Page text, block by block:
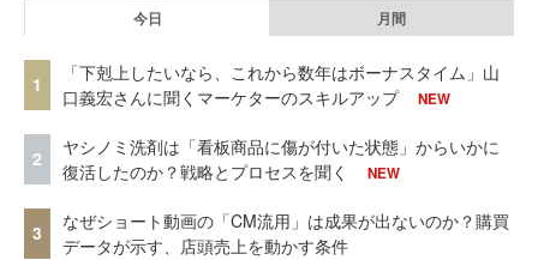
今日 月間
1
「下剋上したいなら、これから数年はボーナスタイム」山
口義宏さんに聞くマーケターのスキルアップ
NEW
2
ヤシノミ洗剤は「看板商品に傷が付いた状態」からいかに
復活したのか？戦略とプロセスを聞く
NEW
3
なぜショート動画の「CM流用」は成果が出ないのか？購買
データが示す、店頭売上を動かす条件